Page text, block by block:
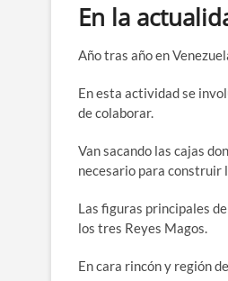
En la
Año tras año en
En esta actividad se
de colaborar.
Van sacando las cajas
necesario para construir
Las figuras principales
los tres Reyes Magos.
En cara rincón y región